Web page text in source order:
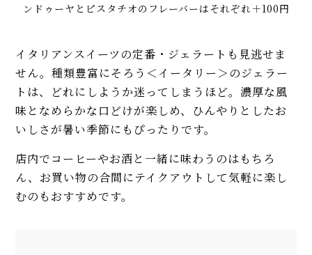
ンドゥーヤとピスタチオのフレーバーはそれぞれ＋100円
イタリアンスイーツの定番・ジェラートも見逃せま
せん。種類豊富にそろう＜イータリー＞のジェラー
トは、どれにしようか迷ってしまうほど。濃厚な風
味となめらかな口どけが楽しめ、ひんやりとしたお
いしさが暑い季節にもぴったりです。
店内でコーヒーやお酒と一緒に味わうのはもちろ
ん、お買い物の合間にテイクアウトして気軽に楽し
むのもおすすめです。